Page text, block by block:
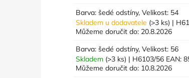
Barva: šedé odstíny, Velikost: 54
Skladem u dodavatele (>3 ks) |
Můžeme doručit do: 20.8.2026
Barva: šedé odstíny, Velikost: 56
Skladem (>3 ks) | H6103/56 EAN:
Můžeme doručit do: 10.8.2026